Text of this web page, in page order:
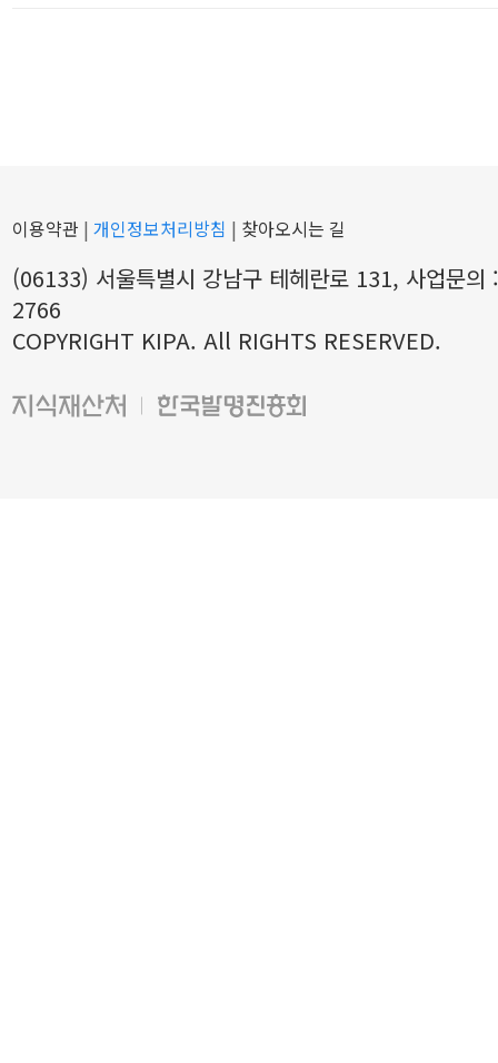
이용약관 |개인정보처리방침 | 찾아오시는 길
(06133) 서울특별시 강남구 테헤란로 131, 사업문
2766
COPYRIGHT KIPA. All RIGHTS RESERVED.